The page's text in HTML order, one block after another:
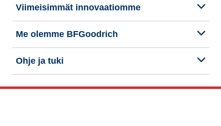
Viimeisimmät innovaatiomme
Me olemme BFGoodrich
Ohje ja tuki